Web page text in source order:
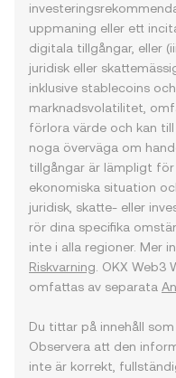
uppmaning eller ett
digitala tillgångar, eller
juridisk eller
inklusive stablecoins
marknadsvolatilitet,
förlora värde och kan
noga överväga om
tillgångar är lämpligt
ekonomiska situation
juridisk, skatte- eller
rör dina specifika
inte i alla regioner. Mer
Riskvarning . OKX
omfattas av separata
Du tittar på innehåll
Observera att den
inte är korrekt,